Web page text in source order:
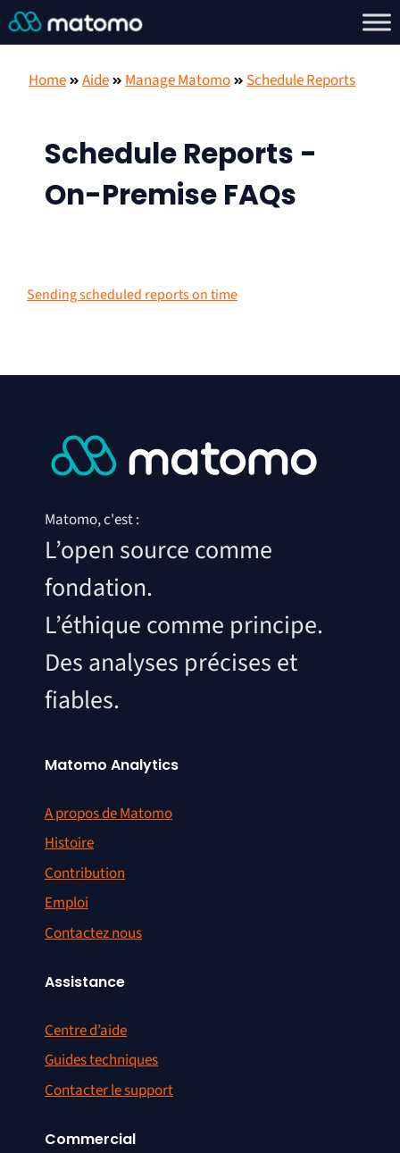
Home Aide Manage Matomo Schedule Reports
Schedule Reports -
On-Premise FAQs
Sending scheduled reports on time
Matomo, c'est :
L’open source comme
fondation.
L’éthique comme principe.
Des analyses précises et
fiables.
Matomo Analytics
A propos de Matomo
Histoire
Contribution
Emploi
Contactez nous
Assistance
Centre d’aide
Guides techniques
Contacter le support
Commercial